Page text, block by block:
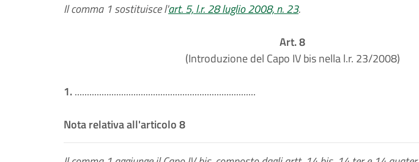
Il comma 1 sostituisce l'art. 5, l.r. 28 luglio 2008, n. 23.
Art. 8
(Introduzione del Capo IV bis nella l.r. 23/2008)
1...........................................................................
Nota relativa all'articolo 8